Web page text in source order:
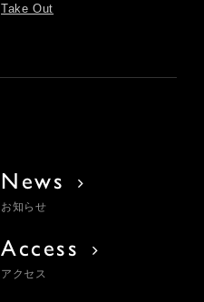
Take Out
News
お知らせ
Access
アクセス